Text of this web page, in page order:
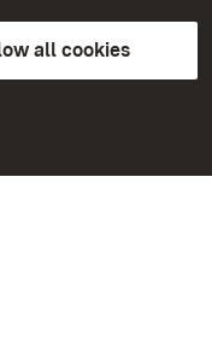
all cookies
Wuerttemberg